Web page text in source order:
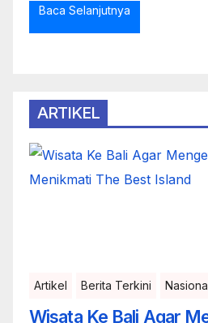
Baca Selanjutnya
ARTIKEL
Artikel Berita Terkini
Wisata Ke Bali Agar